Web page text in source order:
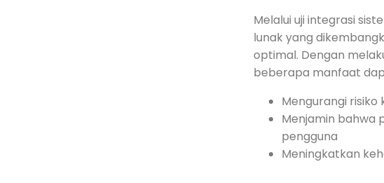
Melalui⁤ uji integrasi
⁢lunak yang
optimal. ​Dengan​
beberapa manfaat
Mengurangi
Menjamin bahwa
pengguna
Meningkatkan